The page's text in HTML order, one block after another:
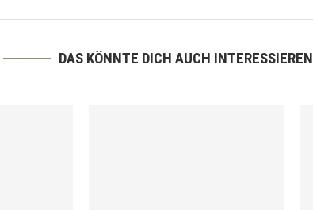
DAS KÖNNTE DICH AUCH INTERESSIEREN